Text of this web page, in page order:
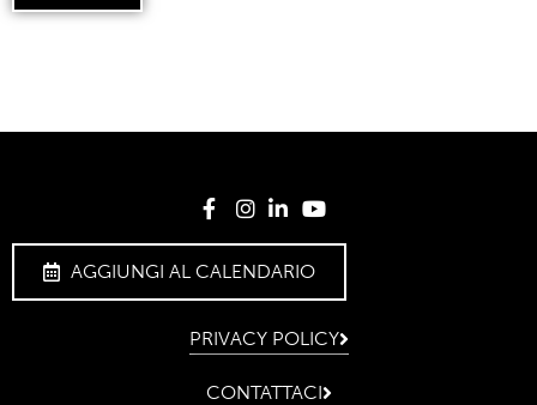
AGGIUNGI AL CALENDARIO
PRIVACY POLICY
CONTATTACI